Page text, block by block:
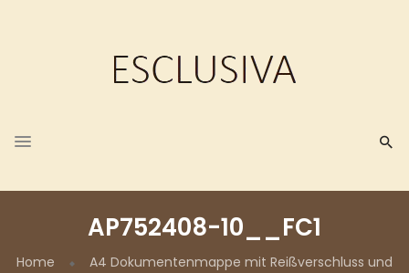
AP752408-10__FC1
Home
A4 Dokumentenmappe mit Reißverschluss und